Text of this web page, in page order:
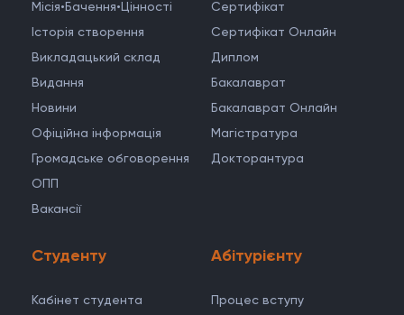
Місія•Бачення•Цінності
Історія створення
Викладацький склад
Видання
Новини
Офіційна інформація
Громадське обговорення
ОПП
Вакансії
Cертифікат
Сертифікат Онлайн
Диплом
Бакалаврат
Бакалаврат Онлайн
Магістратура
Докторантура
Студенту
Кабінет студента
Абітурієнту
Процес вступу